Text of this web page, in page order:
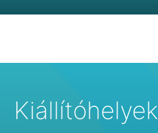
Kiállítóhelyek